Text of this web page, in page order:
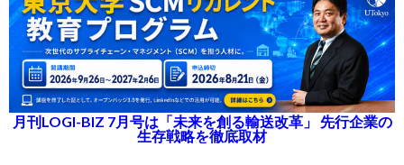
月刊LOGI-BIZ 7月号は「未来を創る輸送改革」 先行企業の
生存戦略を徹底取材